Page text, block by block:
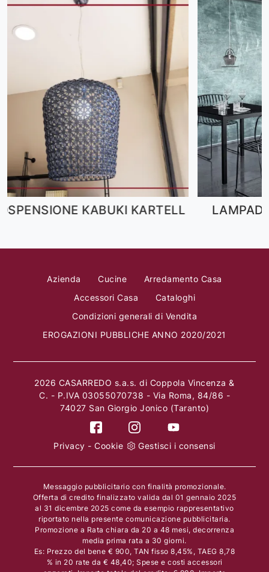
LAMPADA SWING BONTEMPI
Azienda Cucine
Arredamento Casa
Accessori Casa
Cataloghi
Condizioni generali di Vendita
EROGAZIONI PUBBLICHE ANNO 2020/2021
2026 CASARREDO s.a.s. di Coppola Vincenza &
C. - P.IVA 03055070738 - Via Roma, 84/86 -
74027 San Giorgio Jonico (Taranto)
Privacy -Cookie Gestisci i consensi
Messaggio pubblicitario con finalità promozionale.
Offerta di credito finalizzato valida dal 01 gennaio 2025
al 31 dicembre 2025 come da esempio rappresentativo
riportato nella presente comunicazione pubblicitaria.
Promozione a Rata chiara da 20 a 48 mesi, decorrenza
media prima rata a 30 giorni.
Es: Prezzo del bene € 900, TAN fisso 8,45%, TAEG 8,78
% in 20 rate da € 48,40; Spese e costi accessori